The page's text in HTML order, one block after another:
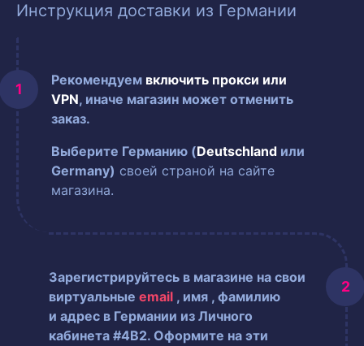
Инструкция доставки из Германии
Рекомендуем включить прокси или
VPN, иначе магазин может отменить
заказ.
Выберите Германию (Deutschland или
Germany) своей страной на сайте
магазина.
Зарегистрируйтесь в магазине на свои
виртуальные email , имя , фамилию
и адрес в Германии из Личного
кабинета #4B2. Оформите на эти